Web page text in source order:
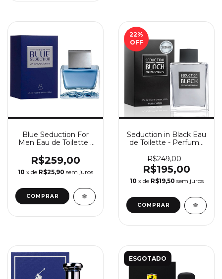
Blue Seduction For
Men Eau de Toilette -
Antonio Banderas
R$259,00
10 x de R$25,90 sem juros
COMPRAR
22%
OFF
Seduction in Black Eau
de Toilette - Perfume
Banderas
R$249,00
R$195,00
10 x de R$19,50 sem juros
COMPRAR
ESGOTADO